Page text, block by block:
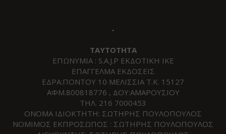
.
ΤΑΥΤΟΤΗΤΑ
ΕΠΩΝΥΜΙΑ : S.A.J.P ΕΚΔΟΤΙΚΗ ΙΚΕ
ΕΠΑΓΓΕΛΜΑ ΕΚΔΟΣΕΙΣ
ΕΔΡΑ:ΠΟΝΤΟΥ 10 ΜΕΛΙΣΣΙΑ Τ.Κ. 15127
ΑΦΜ.800818776 , ΔΟΥ:ΑΜΑΡΟΥΣΙΟΥ
ΤΗΛ. 216 7000453
ΟΝΟΜΑ ΙΔΙΟΚΤΗΤΗ: ΣΩΤΗΡΗΣ ΠΟΥΛΟΠΟΥΛΟΣ
ΝΟΜΙΜΟΣ ΕΚΠΡΟΣΩΠΟΣ : ΣΩΤΗΡΗΣ ΠΟΥΛΟΠΟΥΛΟΣ